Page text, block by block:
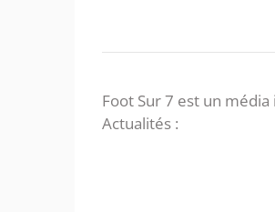
Foot Sur 7 est un
Actualités :